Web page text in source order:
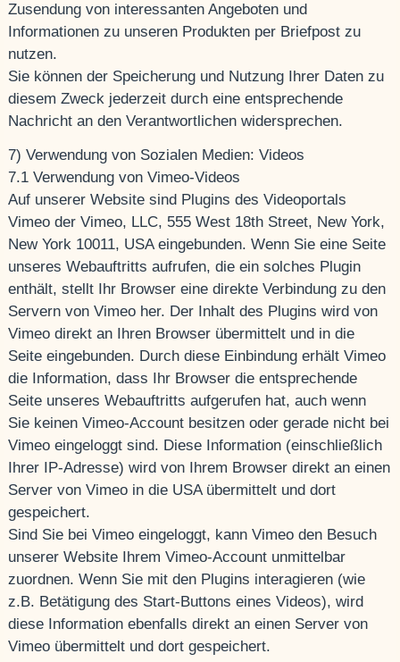
Zusendung von interessanten Angeboten und
Informationen zu unseren Produkten per Briefpost zu
nutzen.
Sie können der Speicherung und Nutzung Ihrer Daten zu
diesem Zweck jederzeit durch eine entsprechende
Nachricht an den Verantwortlichen widersprechen.
7) Verwendung von Sozialen Medien: Videos
7.1 Verwendung von Vimeo-Videos
Auf unserer Website sind Plugins des Videoportals
Vimeo der Vimeo, LLC, 555 West 18th Street, New York,
New York 10011, USA eingebunden. Wenn Sie eine Seite
unseres Webauftritts aufrufen, die ein solches Plugin
enthält, stellt Ihr Browser eine direkte Verbindung zu den
Servern von Vimeo her. Der Inhalt des Plugins wird von
Vimeo direkt an Ihren Browser übermittelt und in die
Seite eingebunden. Durch diese Einbindung erhält Vimeo
die Information, dass Ihr Browser die entsprechende
Seite unseres Webauftritts aufgerufen hat, auch wenn
Sie keinen Vimeo-Account besitzen oder gerade nicht bei
Vimeo eingeloggt sind. Diese Information (einschließlich
Ihrer IP-Adresse) wird von Ihrem Browser direkt an einen
Server von Vimeo in die USA übermittelt und dort
gespeichert.
Sind Sie bei Vimeo eingeloggt, kann Vimeo den Besuch
unserer Website Ihrem Vimeo-Account unmittelbar
zuordnen. Wenn Sie mit den Plugins interagieren (wie
z.B. Betätigung des Start-Buttons eines Videos), wird
diese Information ebenfalls direkt an einen Server von
Vimeo übermittelt und dort gespeichert.